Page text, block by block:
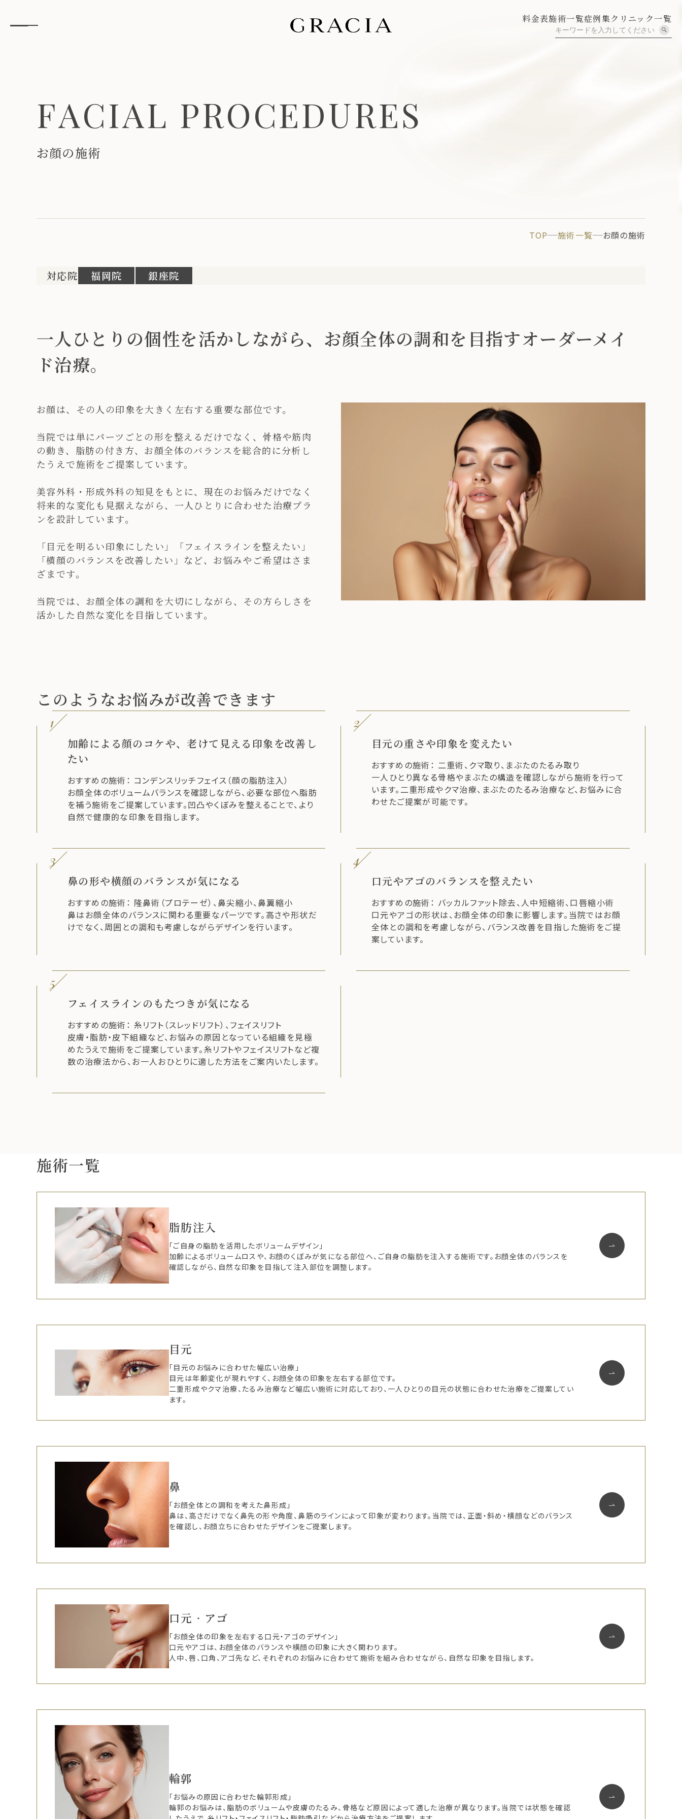
料金表施術一覧症例集クリニック一覧
FACIAL PROCEDURES
お顔の施術
TOP 施術一覧 お顔の施術
対応院 福岡院 銀座院
一人ひとりの個性を活かしながら、お顔全体の調和を目指すオーダーメイ
ド治療。
お顔は、その人の印象を大きく左右する重要な部位です。
当院では単にパーツごとの形を整えるだけでなく、骨格や筋肉
の動き、脂肪の付き方、お顔全体のバランスを総合的に分析し
たうえで施術をご提案しています。
美容外科・形成外科の知見をもとに、現在のお悩みだけでなく
将来的な変化も見据えながら、一人ひとりに合わせた治療プラ
ンを設計しています。
「目元を明るい印象にしたい」「フェイスラインを整えたい」
「横顔のバランスを改善したい」など、お悩みやご希望はさま
ざまです。
当院では、お顔全体の調和を大切にしながら、その方らしさを
活かした自然な変化を目指しています。
このようなお悩みが改善できます
1
加齢による顔のコケや、老けて見える印象を改善し
たい
おすすめの施術： コンデンスリッチフェイス（顔の脂肪注入）
お顔全体のボリュームバランスを確認しながら、必要な部位へ脂肪
を補う施術をご提案しています。凹凸やくぼみを整えることで、より
自然で健康的な印象を目指します。
2
目元の重さや印象を変えたい
おすすめの施術： 二重術、クマ取り、まぶたのたるみ取り
一人ひとり異なる骨格やまぶたの構造を確認しながら施術を行って
います。二重形成やクマ治療、まぶたのたるみ治療など、お悩みに合
わせたご提案が可能です。
3
鼻の形や横顔のバランスが気になる
おすすめの施術： 隆鼻術（プロテーゼ）、鼻尖縮小、鼻翼縮小
鼻はお顔全体のバランスに関わる重要なパーツです。高さや形状だ
けでなく、周囲との調和も考慮しながらデザインを行います。
4
口元やアゴのバランスを整えたい
おすすめの施術： バッカルファット除去、人中短縮術、口唇縮小術
口元やアゴの形状は、お顔全体の印象に影響します。当院ではお顔
全体との調和を考慮しながら、バランス改善を目指した施術をご提
案しています。
5
フェイスラインのもたつきが気になる
おすすめの施術： 糸リフト（スレッドリフト）、フェイスリフト
皮膚・脂肪・皮下組織など、お悩みの原因となっている組織を見極
めたうえで施術をご提案しています。糸リフトやフェイスリフトなど複
数の治療法から、お一人おひとりに適した方法をご案内いたします。
施術一覧
脂肪注入
「ご自身の脂肪を活用したボリュームデザイン」
加齢によるボリュームロスや、お顔のくぼみが気になる部位へ、ご自身の脂肪を注入する施術です。お顔全体のバランスを
確認しながら、自然な印象を目指して注入部位を調整します。
目元
「目元のお悩みに合わせた幅広い治療」
目元は年齢変化が現れやすく、お顔全体の印象を左右する部位です。
二重形成やクマ治療、たるみ治療など幅広い施術に対応しており、一人ひとりの目元の状態に合わせた治療をご提案してい
ます。
鼻
「お顔全体との調和を考えた鼻形成」
鼻は、高さだけでなく鼻先の形や角度、鼻筋のラインによって印象が変わります。当院では、正面・斜め・横顔などのバランス
を確認し、お顔立ちに合わせたデザインをご提案します。
口元‧アゴ
「お顔全体の印象を左右する口元・アゴのデザイン」
口元やアゴは、お顔全体のバランスや横顔の印象に大きく関わります。
人中、唇、口角、アゴ先など、それぞれのお悩みに合わせて施術を組み合わせながら、自然な印象を目指します。
輪郭
「お悩みの原因に合わせた輪郭形成」
輪郭のお悩みは、脂肪のボリュームや皮膚のたるみ、骨格など原因によって適した治療が異なります。当院では状態を確認